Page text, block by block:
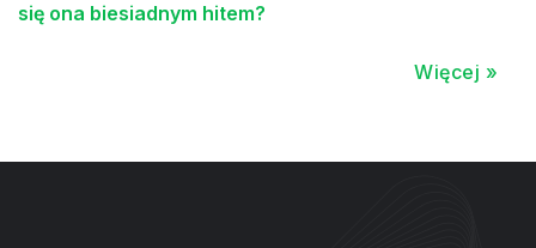
się ona biesiadnym hitem?
Więcej »